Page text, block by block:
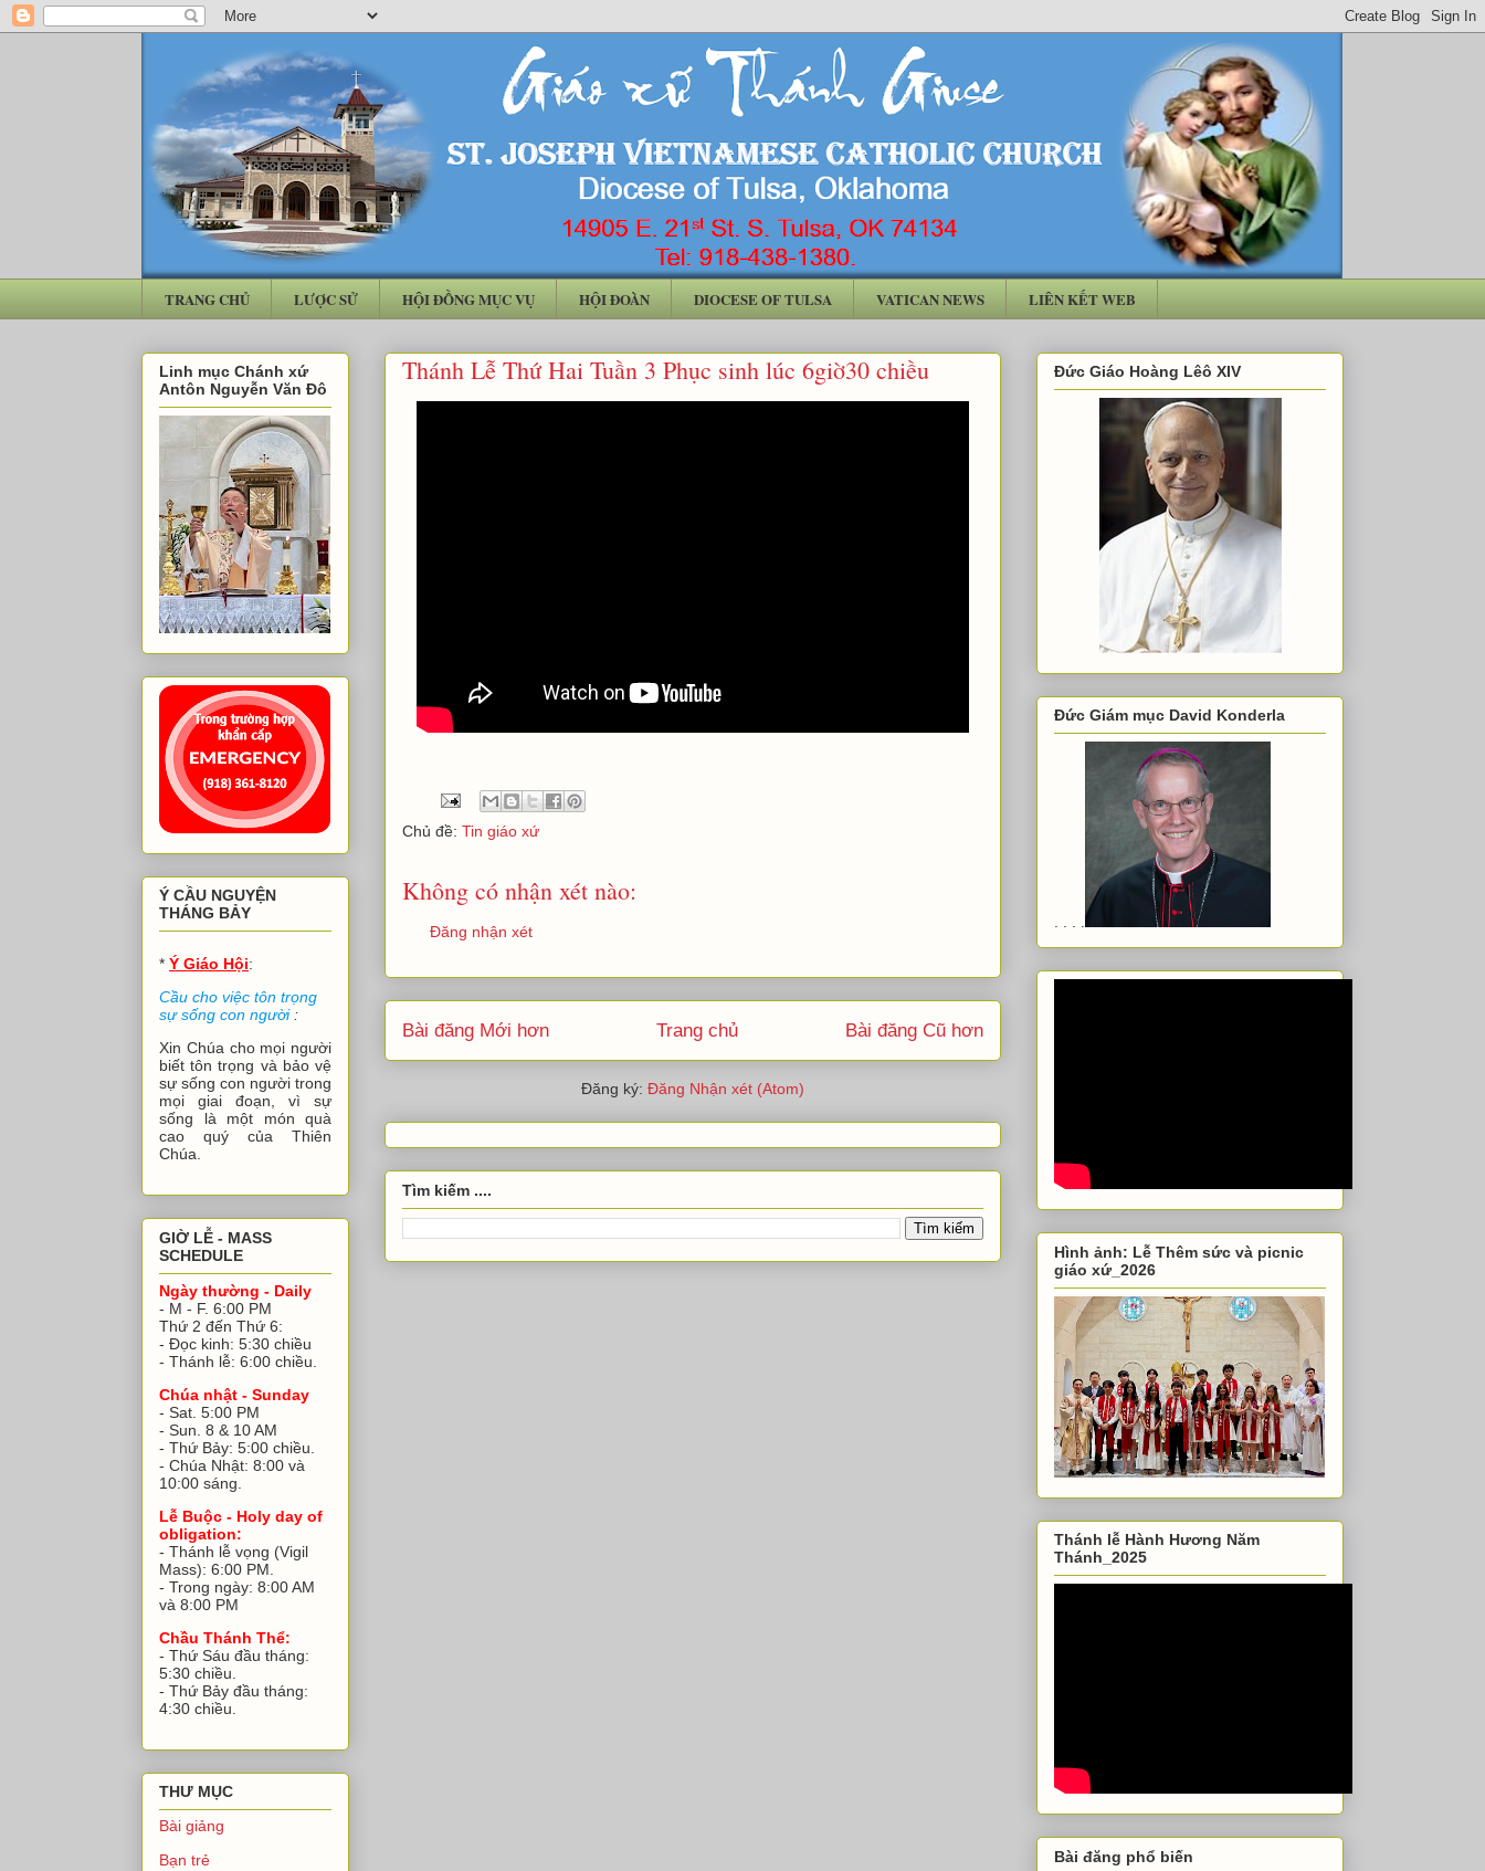
TRANG CHỦ LƯỢC SỬ HỘI ĐỒNG MỤC VỤ HỘI ĐOÀN DIOCESE OF TULSA VATICAN NEWS LIÊN KẾT WEB
Thánh Lễ Thứ Hai Tuần 3 Phục sinh lúc 6giờ30 chiều
Chủ đề: Tin giáo xứ
Không có nhận xét nào:
Đăng nhận xét
Bài đăng Mới hơn Bài đăng Cũ hơn
Trang chủ
Đăng ký: Đăng Nhận xét (Atom)
Tìm kiếm ....
Linh mục Chánh xứ
Antôn Nguyễn Văn Đô
Ý CẦU NGUYỆN
THÁNG BẢY
* Ý Giáo Hội:
Cầu cho việc tôn trọng
sự sống con người:
Xin Chúa cho mọi người
biết tôn trọng và bảo vệ
sự sống con người trong
mọi giai đoạn, vì sự
sống là một món quà
cao quý của Thiên
Chúa.
GIỜ LỄ - MASS
SCHEDULE
Ngày thường - Daily
- M - F. 6:00 PM
Thứ 2 đến Thứ 6:
- Đọc kinh: 5:30 chiều
- Thánh lễ: 6:00 chiều.
Chúa nhật - Sunday
- Sat. 5:00 PM
- Sun. 8 & 10 AM
- Thứ Bảy: 5:00 chiều.
- Chúa Nhật: 8:00 và
10:00 sáng.
Lễ Buộc - Holy day of
obligation:
- Thánh lễ vọng (Vigil
Mass): 6:00 PM.
- Trong ngày: 8:00 AM
và 8:00 PM
Chầu Thánh Thể:
- Thứ Sáu đầu tháng:
5:30 chiều.
- Thứ Bảy đầu tháng:
4:30 chiều.
THƯ MỤC
Bài giảng
Bạn trẻ
Đức Giáo Hoàng Lêô XIV
Đức Giám mục David Konderla
. . . .
Hình ảnh: Lễ Thêm sức và picnic
giáo xứ_2026
Thánh lễ Hành Hương Năm
Thánh_2025
Bài đăng phổ biến